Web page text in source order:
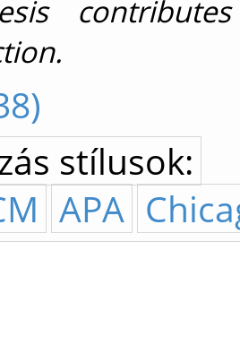
stílusok:
APA